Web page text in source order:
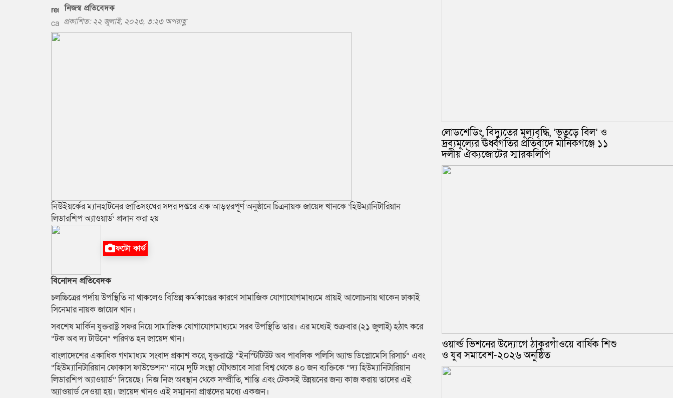
নিজস্ব প্রতিবেদক
প্রকাশিত: ২২ জুলাই, ২০২৩, ৩:২৩ অপরাহ্ণ
নিউইয়র্কের ম্যানহাটনের জাতিসংঘের সদর দপ্তরে এক আড়ম্বরপূর্ণ অনুষ্ঠানে চিত্রনায়ক জায়েদ খানকে ‘হিউম্যানিটারিয়ান
লিডারশিপ অ্যাওয়ার্ড’ প্রদান করা হয়
ফটো কার্ড
বিনোদন প্রতিবেদক
চলচ্চিত্রের পর্দায় উপস্থিতি না থাকলেও বিভিন্ন কর্মকাণ্ডের কারণে সামাজিক যোগাযোগমাধ্যমে প্রায়ই আলোচনায় থাকেন ঢাকাই
সিনেমার নায়ক জায়েদ খান।
সবশেষ মার্কিন যুক্তরাষ্ট্র সফর নিয়ে সামাজিক যোগাযোগমাধ্যমে সরব উপস্থিতি তার। এর মধ্যেই শুক্রবার (২১ জুলাই) হঠাৎ করে
“টক অব দ্য টাউনে” পরিণত হন জায়েদ খান।
বাংলাদেশের একাধিক গণমাধ্যম সংবাদ প্রকাশ করে, যুক্তরাষ্ট্রে “ইনস্টিটিউট অব পাবলিক পলিসি অ্যান্ড ডিপ্লোমেসি রিসার্চ” এবং
“হিউম্যানিটারিয়ান ফোকাস ফাউন্ডেশন” নামে দুটি সংস্থা যৌথভাবে সারা বিশ্ব থেকে ৪০ জন ব্যক্তিকে “দ্য হিউম্যানিটারিয়ান
লিডারশিপ অ্যাওয়ার্ড” দিয়েছে। নিজ নিজ অবস্থান থেকে সম্প্রীতি, শান্তি এবং টেকসই উন্নয়নের জন্য কাজ করায় তাদের এই
অ্যাওয়ার্ড দেওয়া হয়। জায়েদ খানও এই সম্মাননা প্রাপ্তদের মধ্যে একজন।
লোডশেডিং, বিদ্যুতের মূল্যবৃদ্ধি, ‘ভূতুড়ে বিল’ ও
দ্রব্যমূল্যের ঊর্ধ্বগতির প্রতিবাদে মানিকগঞ্জে ১১
দলীয় ঐক্যজোটের স্মারকলিপি
ওয়ার্ল্ড ভিশনের উদ্যোগে ঠাকুরগাঁওয়ে বার্ষিক শিশু
ও যুব সমাবেশ-২০২৬ অনুষ্ঠিত